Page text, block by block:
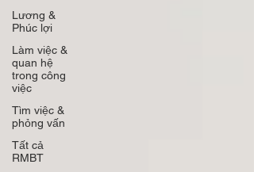
Lương &
Phúc lợi
Làm việc &
quan hệ
trong công
việc
Tìm việc &
phỏng vấn
Tất cả
RMBT